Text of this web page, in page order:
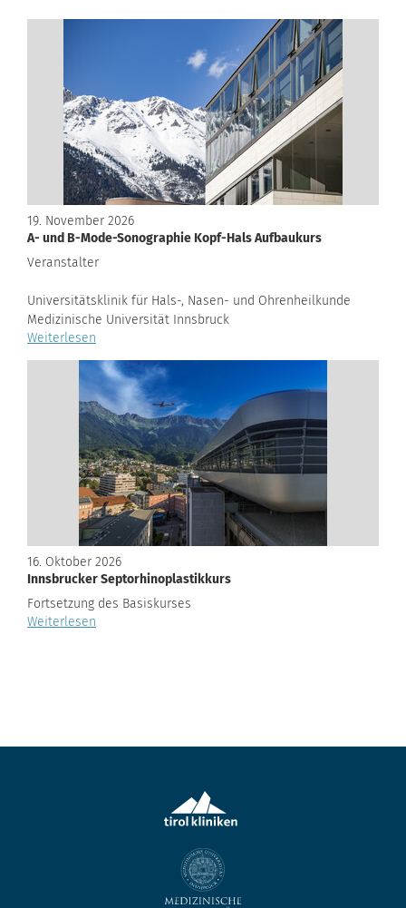
19. November 2026
A- und B-Mode-Sonographie Kopf-Hals Aufbaukurs
Veranstalter
Universitätsklinik für Hals-, Nasen- und Ohrenheilkunde
Medizinische Universität Innsbruck
Weiterlesen
16. Oktober 2026
Innsbrucker Septorhinoplastikkurs
Fortsetzung des Basiskurses
Weiterlesen